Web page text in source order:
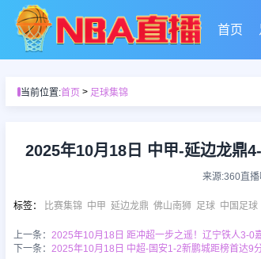
首页
当前位置:首页 > 足球集锦
2025年10月18日 中甲-延边龙鼎
来源:360直播
标签： 比赛集锦 中甲 延边龙鼎 佛山南狮 足球 中国足球
上一条： 2025年10月18日 距冲超一步之遥！辽宁铁人3-0
下一条： 2025年10月18日 中超-国安1-2新鹏城距榜首达9